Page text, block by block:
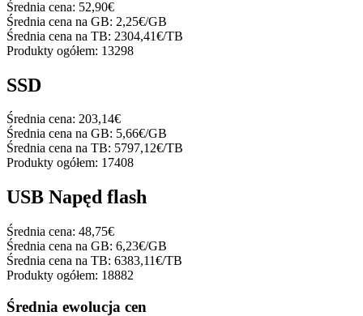
Średnia cena: 52,90€
Średnia cena na GB: 2,25€/GB
Średnia cena na TB: 2304,41€/TB
Produkty ogółem: 13298
SSD
Średnia cena: 203,14€
Średnia cena na GB: 5,66€/GB
Średnia cena na TB: 5797,12€/TB
Produkty ogółem: 17408
USB Napęd flash
Średnia cena: 48,75€
Średnia cena na GB: 6,23€/GB
Średnia cena na TB: 6383,11€/TB
Produkty ogółem: 18882
Średnia ewolucja cen